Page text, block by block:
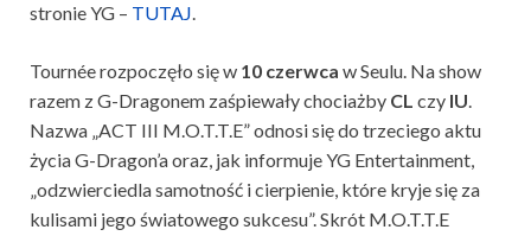
stronie YG – TUTAJ.
Tournée rozpoczęło się w 10 czerwca w Seulu. Na show
razem z G-Dragonem zaśpiewały chociażby CL czy IU.
Nazwa „ACT III M.O.T.T.E” odnosi się do trzeciego aktu
życia G-Dragon’a oraz, jak informuje YG Entertainment,
„odzwierciedla samotność i cierpienie, które kryje się za
kulisami jego światowego sukcesu”. Skrót M.O.T.T.E